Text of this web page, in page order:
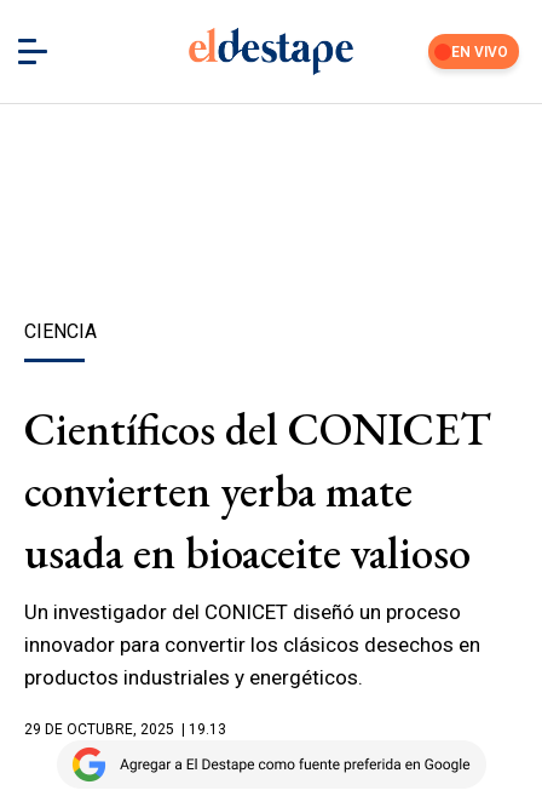
EN VIVO
CIENCIA
Científicos del CONICET
convierten yerba mate
usada en bioaceite valioso
Un investigador del CONICET diseñó un proceso
innovador para convertir los clásicos desechos en
productos industriales y energéticos.
29 DE OCTUBRE, 2025 | 19.13